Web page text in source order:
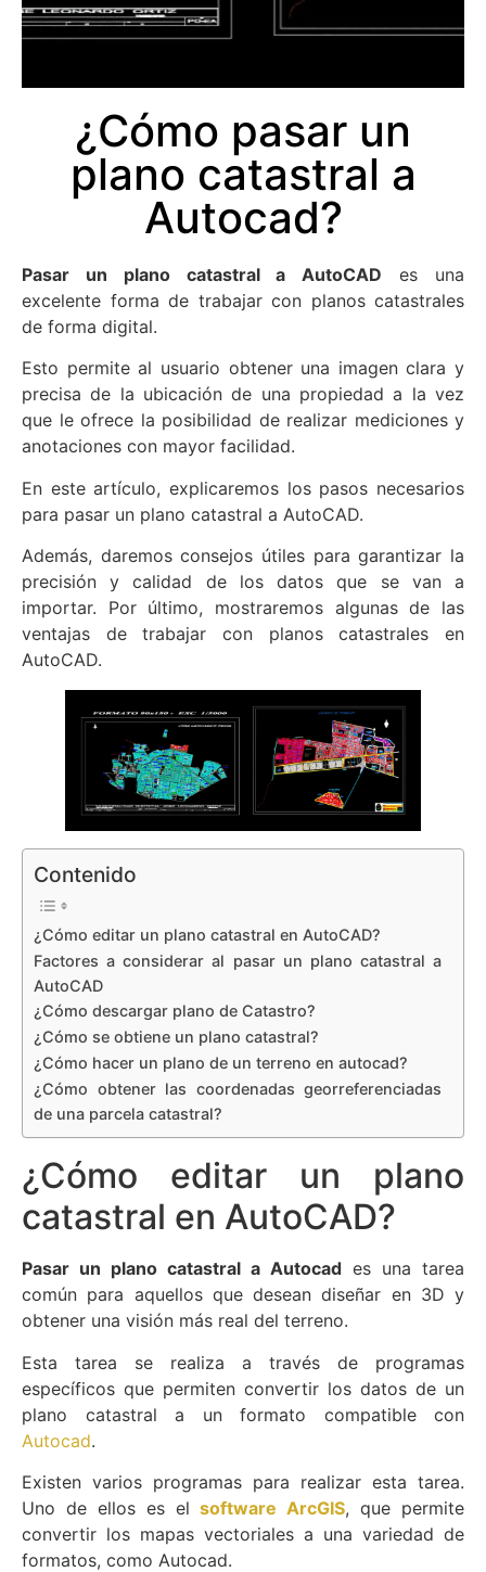
¿Cómo pasar un
plano catastral a
Autocad?
Pasar un plano catastral a AutoCAD es una
excelente forma de trabajar con planos catastrales
de forma digital.
Esto permite al usuario obtener una imagen clara y
precisa de la ubicación de una propiedad a la vez
que le ofrece la posibilidad de realizar mediciones y
anotaciones con mayor facilidad.
En este artículo, explicaremos los pasos necesarios
para pasar un plano catastral a AutoCAD.
Además, daremos consejos útiles para garantizar la
precisión y calidad de los datos que se van a
importar. Por último, mostraremos algunas de las
ventajas de trabajar con planos catastrales en
AutoCAD.
Contenido
¿Cómo editar un plano catastral en AutoCAD?
Factores a considerar al pasar un plano catastral a
AutoCAD
¿Cómo descargar plano de Catastro?
¿Cómo se obtiene un plano catastral?
¿Cómo hacer un plano de un terreno en autocad?
¿Cómo obtener las coordenadas georreferenciadas
de una parcela catastral?
¿Cómo editar un plano
catastral en AutoCAD?
Pasar un plano catastral a Autocad es una tarea
común para aquellos que desean diseñar en 3D y
obtener una visión más real del terreno.
Esta tarea se realiza a través de programas
específicos que permiten convertir los datos de un
plano catastral a un formato compatible con
Autocad.
Existen varios programas para realizar esta tarea.
Uno de ellos es elsoftwareArcGIS, que permite
convertir los mapas vectoriales a una variedad de
formatos, como Autocad.